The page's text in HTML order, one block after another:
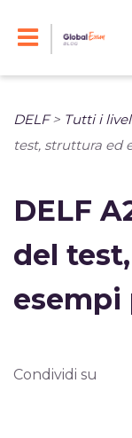
DELF> Tutti i
test, struttura ed
DELF
del
esempi
Condividi su